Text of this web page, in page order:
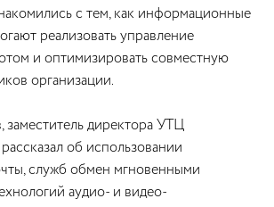
с тем, как информационные
реализовать управление
и оптимизировать совместную
организации.
заместитель директора УТЦ
об использовании
служб обмен мгновенными
аудио- и видео-